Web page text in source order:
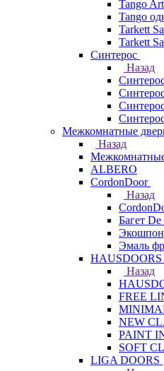
Tango
Tango
Tarkett
Tarkett
Синтерос
Назад
Межкомнатные
Назад
ALBERO
CordonDoor
Назад
Багет
Эмаль
HAUSDOORS
Назад
FREE
NEW
PAINT
SOFT
LIGA DOORS